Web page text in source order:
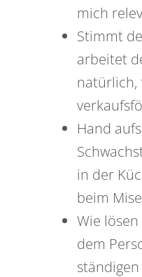
mich
Stimmt
arbeitet
natürlich,
Hand
in der
beim
Wie
dem